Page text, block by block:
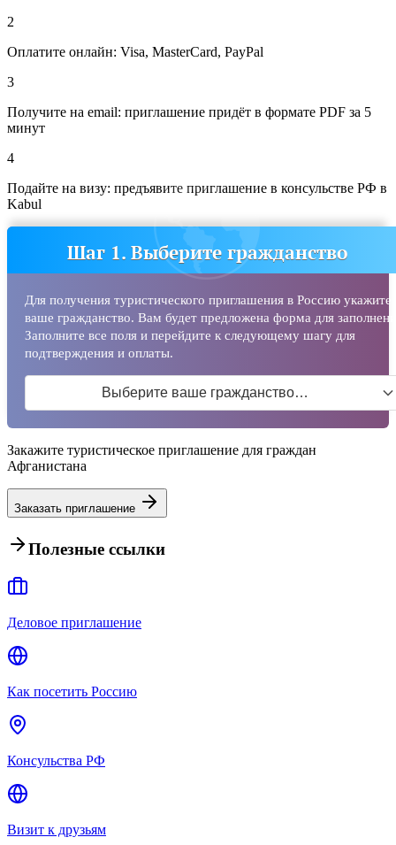
2
Оплатите онлайн: Visa, MasterCard, PayPal
3
Получите на email: приглашение придёт в формате PDF за 5
минут
4
Подайте на визу: предъявите приглашение в консульстве РФ в
Kabul
Шаг 1. Выберите гражданство
Для получения туристического приглашения в Россию укажите
ваше гражданство. Вам будет предложена форма для
Заполните все поля и перейдите к следующему шагу для
подтверждения и оплаты.
Выберите ваше гражданство…
Закажите туристическое приглашение для граждан
Афганистана
Заказать приглашение
Полезные ссылки
Деловое приглашение
Как посетить Россию
Консульства РФ
Визит к друзьям